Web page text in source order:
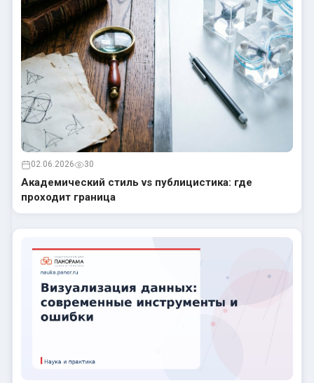
02.06.2026 30
Академический стиль vs публицистика: где
проходит граница